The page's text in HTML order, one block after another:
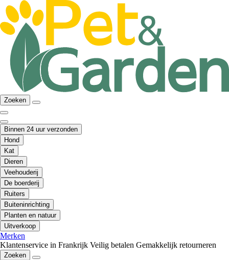
Zoeken
Binnen 24 uur verzonden
Hond
Kat
Dieren
Veehouderij
De boerderij
Ruiters
Buiteninrichting
Planten en natuur
Uitverkoop
Merken
Klantenservice in Frankrijk Veilig betalen Gemakkelijk retourneren
Zoeken